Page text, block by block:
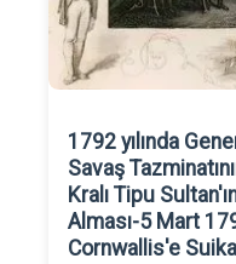
1792 yılında
Savaş
Kralı Tipu
Alması-5 Mart
Cornwallis'e